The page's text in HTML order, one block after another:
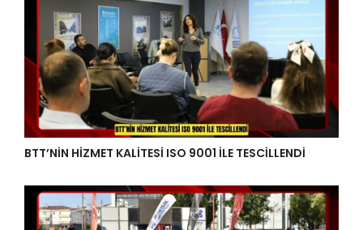
BTT’NİN HİZMET KALİTESİ ISO 9001 İLE TESCİLLENDİ